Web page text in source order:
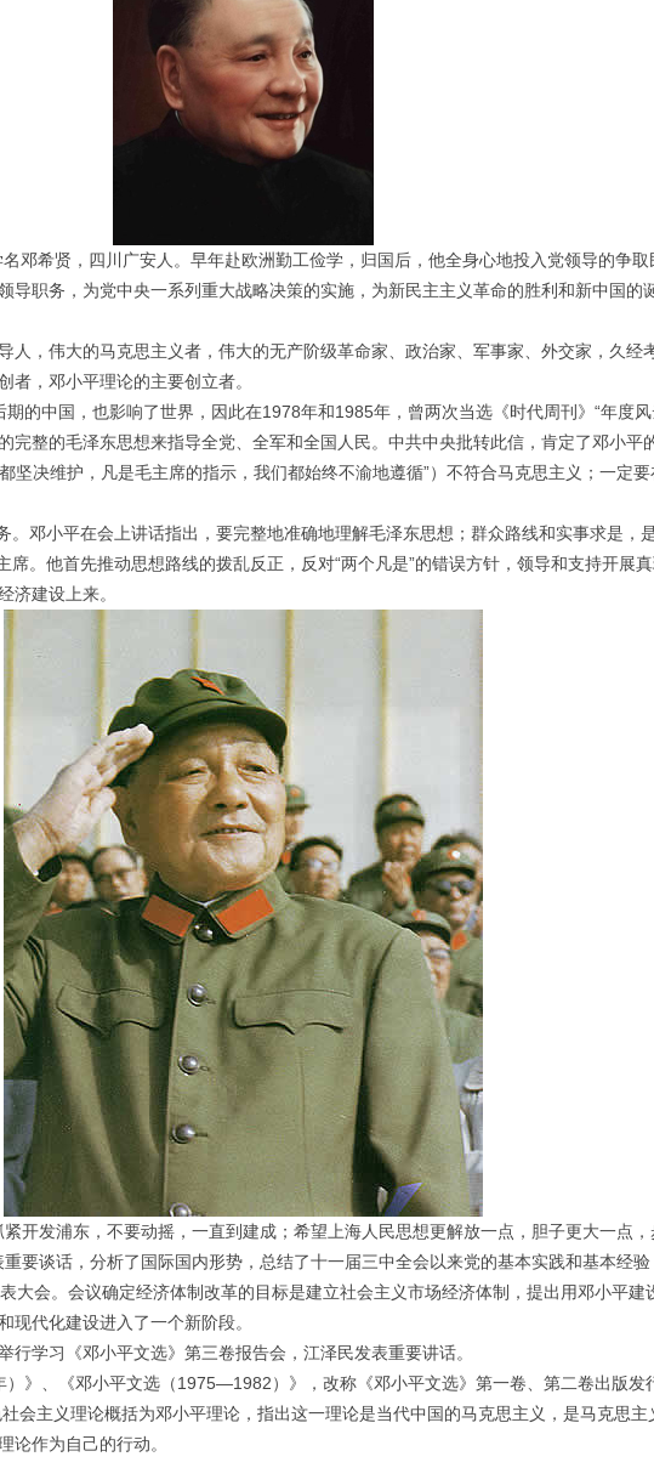
邓希贤，四川广安人。早年赴欧洲勤工俭学，归国后，他全身心地投入党领导的争
职务，为党中央一系列重大战略决策的实施，为新民主主义革命的胜利和新中国的
人，伟大的马克思主义者，伟大的无产阶级革命家、政治家、军事家、外交家，久经
，邓小平理论的主要创立者。
的中国，也影响了世界，因此在1978年和1985年，曾两次当选《时代周刊》“年度风
整的毛泽东思想来指导全党、全军和全国人民。中共中央批转此信，肯定了邓小平
坚决维护，凡是毛主席的指示，我们都始终不渝地遵循”）不符合马克思主义；一定
邓小平在会上讲话指出，要完整地准确地理解毛泽东思想；群众路线和实事求是，
。他首先推动思想路线的拨乱反正，反对“两个凡是”的错误方针，领导和支持开展
济建设上来。
开发浦东，不要动摇，一直到建成；希望上海人民思想更解放一点，胆子更大一点，
要谈话，分析了国际国内形势，总结了十一届三中全会以来党的基本实践和基本经
大会。会议确定经济体制改革的目标是建立社会主义市场经济体制，提出用邓小平
代化建设进入了一个新阶段。
学习《邓小平文选》第三卷报告会，江泽民发表重要讲话。
》、《邓小平文选（1975—1982）》，改称《邓小平文选》第一卷、第二卷出版发
会主义理论概括为邓小平理论，指出这一理论是当代中国的马克思主义，是马克思
论作为自己的行动。